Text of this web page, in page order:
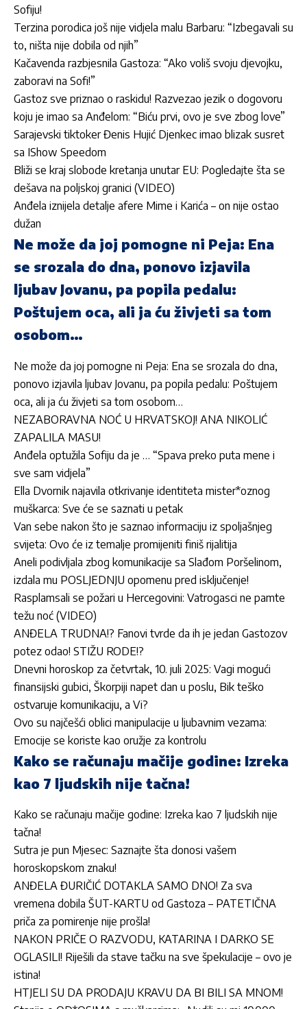
Sofiju!
Terzina porodica još nije vidjela malu Barbaru: “Izbegavali su
to, ništa nije dobila od njih”
Kačavenda razbjesnila Gastoza: “Ako voliš svoju djevojku,
zaboravi na Sofi!”
Gastoz sve priznao o raskidu! Razvezao jezik o dogovoru
koju je imao sa Anđelom: “Biću prvi, ovo je sve zbog love”
Sarajevski tiktoker Đenis Hujić Djenkec imao blizak susret
sa IShow Speedom
Bliži se kraj slobode kretanja unutar EU: Pogledajte šta se
dešava na poljskoj granici (VIDEO)
Anđela iznijela detalje afere Mime i Karića – on nije ostao
dužan
Ne može da joj pomogne ni Peja: Ena
se srozala do dna, ponovo izjavila
ljubav Jovanu, pa popila pedalu:
Poštujem oca, ali ja ću živjeti sa tom
osobom…
Ne može da joj pomogne ni Peja: Ena se srozala do dna,
ponovo izjavila ljubav Jovanu, pa popila pedalu: Poštujem
oca, ali ja ću živjeti sa tom osobom…
NEZABORAVNA NOĆ U HRVATSKOJ! ANA NIKOLIĆ
ZAPALILA MASU!
Anđela optužila Sofiju da je … “Spava preko puta mene i
sve sam vidjela”
Ella Dvornik najavila otkrivanje identiteta mister*oznog
muškarca: Sve će se saznati u petak
Van sebe nakon što je saznao informaciju iz spoljašnjeg
svijeta: Ovo će iz temalje promijeniti finiš rijalitija
Aneli podivljala zbog komunikacije sa Slađom Poršelinom,
izdala mu POSLJEDNJU opomenu pred isključenje!
Rasplamsali se požari u Hercegovini: Vatrogasci ne pamte
težu noć (VIDEO)
ANĐELA TRUDNA!? Fanovi tvrde da ih je jedan Gastozov
potez odao! STIŽU RODE!?
Dnevni horoskop za četvrtak, 10. juli 2025: Vagi mogući
finansijski gubici, Škorpiji napet dan u poslu, Bik teško
ostvaruje komunikaciju, a Vi?
Ovo su najčešći oblici manipulacije u ljubavnim vezama:
Emocije se koriste kao oružje za kontrolu
Kako se računaju mačije godine: Izreka
kao 7 ljudskih nije tačna!
Kako se računaju mačije godine: Izreka kao 7 ljudskih nije
tačna!
Sutra je pun Mjesec: Saznajte šta donosi vašem
horoskopskom znaku!
ANĐELA ĐURIČIĆ DOTAKLA SAMO DNO! Za sva
vremena dobila ŠUT-KARTU od Gastoza – PATETIČNA
priča za pomirenje nije prošla!
NAKON PRIČE O RAZVODU, KATARINA I DARKO SE
OGLASILI! Riješili da stave tačku na sve špekulacije – ovo je
istina!
HTJELI SU DA PRODAJU KRAVU DA BI BILI SA MNOM!